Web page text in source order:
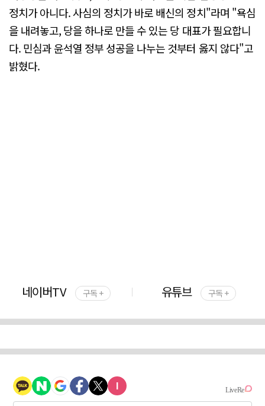
정치가 아니다. 사심의 정치가 바로 배신의 정치"라며 "욕심
을 내려놓고, 당을 하나로 만들 수 있는 당 대표가 필요합니
다. 민심과 윤석열 정부 성공을 나누는 것부터 옳지 않다"고
밝혔다.
네이버TV 구독 + 유튜브 구독 +